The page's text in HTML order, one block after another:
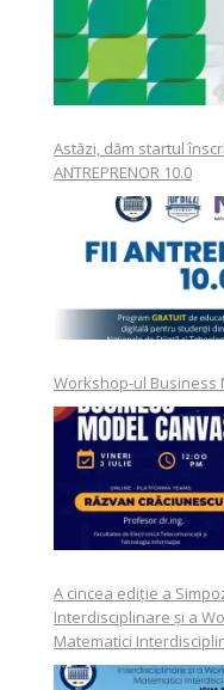
Astăzi, dăm startul
ANTREPRENOR 10.0
Workshop-ul Business
A cincea ediție a
Interdisciplinare și a
Matematici